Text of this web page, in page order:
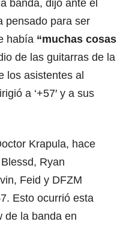
banda, dijo ante el
pensado para ser
había “muchas cosas
de las guitarras de la
los asistentes al
a ‘+57′ y a sus
Krapula, hace
Ryan
Feid y DFZM
Esto ocurrió esta
de la banda en